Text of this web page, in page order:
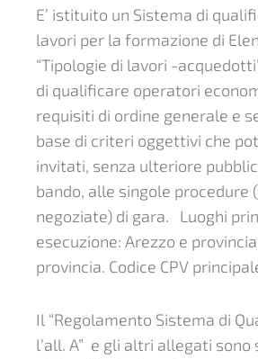
E’ istituito un Sistema di
lavori per la formazione di
“Tipologie di lavori -
di qualificare operatori
requisiti di ordine generale e
base di criteri oggettivi che
invitati, senza ulteriore
bando, alle singole procedure
negoziate) di gara. Luoghi
esecuzione: Arezzo e
provincia. Codice CPV
Il “Regolamento Sistema di
l’all. A” e gli altri allegati sono